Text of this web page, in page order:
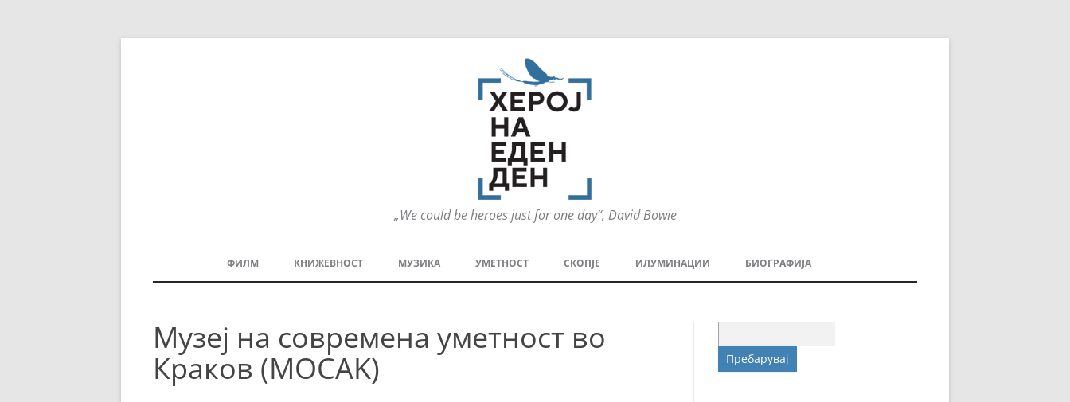
„We could be heroes just for one day“, David Bowie
содржината
ФИЛМ
ЕВРОПСКИ ФИЛМ
КНИЖЕВНОСТ МУЗИКА УМЕТНОСТ СКОПЈЕ ИЛУМИНАЦИИ
СПОРТ
БИОГРАФИЈА
Музеј на современа уметност во
Краков (MOCAK)
за: